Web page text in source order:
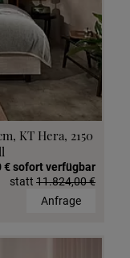
KT Hera, 2150
€ sofort verfügbar
statt 11.824,00 €
Anfrage